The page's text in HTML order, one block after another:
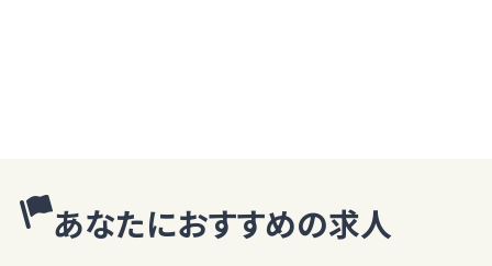
とはありません。
当サイトにおけるユーザーへのサービスの提供
あなたにおすすめの求人